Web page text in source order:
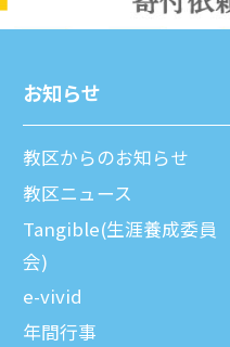
お知らせ
教区からのお知らせ
教区ニュース
Tangible(生涯養成委員
会)
e-vivid
年間⾏事